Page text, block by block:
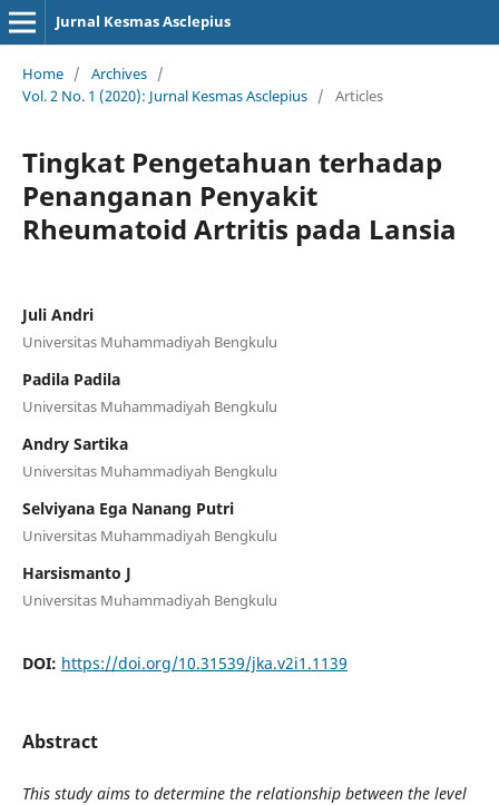
Jurnal Kesmas Asclepius
Home / Archives /
Vol. 2 No. 1 (2020): Jurnal Kesmas Asclepius / Articles
Tingkat Pengetahuan terhadap
Penanganan Penyakit
Rheumatoid Artritis pada Lansia
Juli Andri
Universitas Muhammadiyah Bengkulu
Padila Padila
Universitas Muhammadiyah Bengkulu
Andry Sartika
Universitas Muhammadiyah Bengkulu
Selviyana Ega Nanang Putri
Universitas Muhammadiyah Bengkulu
Harsismanto J
Universitas Muhammadiyah Bengkulu
DOI: https://doi.org/10.31539/jka.v2i1.1139
Abstract
This study aims to determine the relationship between the level